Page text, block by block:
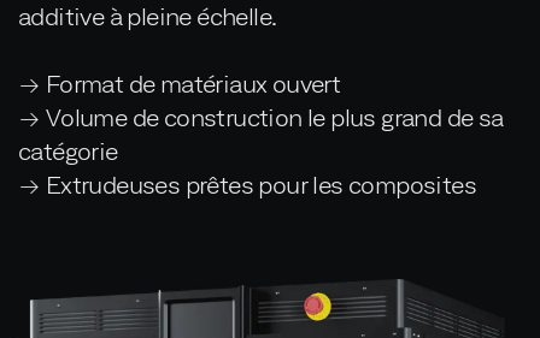
additive à pleine échelle.
→ Format de matériaux ouvert
→ Volume de construction le plus grand de sa
catégorie
→ Extrudeuses prêtes pour les composites